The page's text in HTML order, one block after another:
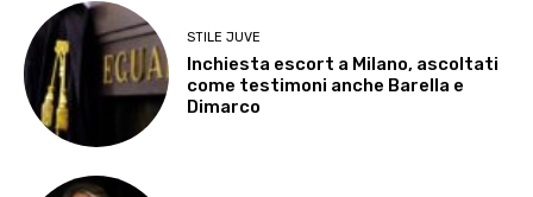
STILE JUVE
Inchiesta escort a Milano, ascoltati
come testimoni anche Barella e
Dimarco